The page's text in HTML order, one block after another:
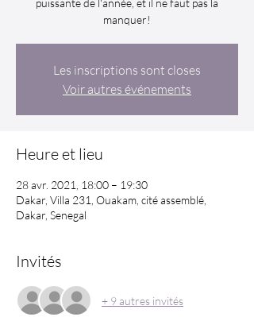
puissante de l'année, et il ne faut pas la
manquer!
Les inscriptions sont closes
Voir autres événements
Heure et lieu
28 avr. 2021, 18:00 – 19:30
Dakar, Villa 231, Ouakam, cité assemblé,
Dakar, Senegal
Invités
+ 9 autres invités